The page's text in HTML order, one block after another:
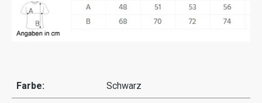
Farbe: Schwarz